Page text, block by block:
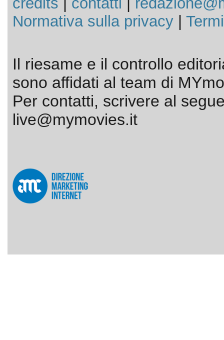
Normativa sulla privacy|
Il riesame e il controllo
sono affidati al team di
Per contatti, scrivere al
live@mymovies.it